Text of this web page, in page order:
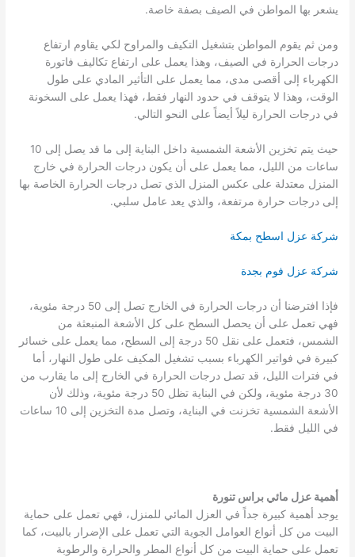
يشعر بها المواطن في الصيف بصفة خاصة.
ومن ثم يقوم المواطن بتشغيل التكيف والمراوح لكي يقاوم ارتفاع
درجات الحرارة في الصيف، وهذا يعمل على ارتفاع تكاليف فاتورة
الكهرباء إلى أقصى مدى، مما يعمل على التأثير المادي على طول
الوقت، وهذا لا يتوقف في حدود النهار فقط، فهذا يعمل على السخونة
في درجات الحرارة ليلاً أيضاً على النحو التالي.
حيث يتم تخزين الأشعة الشمسية داخل البناية إلى ما قد يصل إلى 10
ساعات من الليل، مما يعمل على أن يكون درجات الحرارة في خارج
المنزل معتدلة على عكس المنزل الذي تصل درجات الحرارة الخاصة بها
إلى درجات حرارة مرتفعة، والذي يعد عامل سلبي.
شركة عزل اسطح بمكة
شركة عزل فوم بجدة
فإذا افترضنا أن درجات الحرارة في الخارج تصل إلى 50 درجة مئوية،
فهي تعمل على أن يحصل السطح على كل الأشعة المنبعثة من
الشمس، فتعمل على نقل 50 درجة إلى السطح، مما يعمل على خسائر
كبيرة في فواتير الكهرباء بسبب تشغيل المكيف على طول النهار، أما
في فترات الليل، قد تصل درجات الحرارة في الخارج إلى ما يقارب من
30 درجة مئوية، ولكن في البناية تظل 50 درجة مئوية، وذلك لأن
الأشعة الشمسية تخزنت في البناية، وتصل مدة التخزين إلى 10 ساعات
في الليل فقط.
أهمية عزل مائي براس تنورة
يوجد أهمية كبيرة جداً في العزل المائي للمنزل، فهي تعمل على حماية
البيت من كل أنواع العوامل الجوية التي تعمل على الإضرار بالبيت، كما
تعمل على حماية البيت من كل أنواع المطر والحرارة والرطوبة